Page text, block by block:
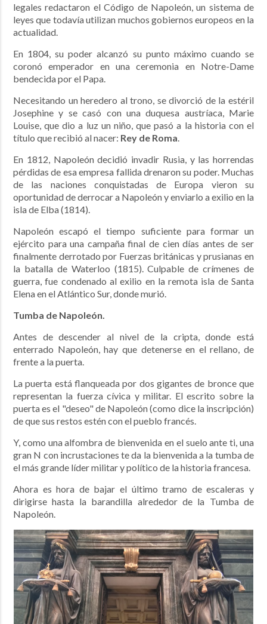
legales redactaron el Código de Napoleón, un sistema de
leyes que todavía utilizan muchos gobiernos europeos en la
actualidad.
En 1804, su poder alcanzó su punto máximo cuando se
coronó emperador en una ceremonia en Notre-Dame
bendecida por el Papa.
Necesitando un heredero al trono, se divorció de la estéril
Josephine y se casó con una duquesa austríaca, Marie
Louise, que dio a luz un niño, que pasó a la historia con el
título que recibió al nacer: Rey de Roma.
En 1812, Napoleón decidió invadir Rusia, y las horrendas
pérdidas de esa empresa fallida drenaron su poder. Muchas
de las naciones conquistadas de Europa vieron su
oportunidad de derrocar a Napoleón y enviarlo a exilio en la
isla de Elba (1814).
Napoleón escapó el tiempo suficiente para formar un
ejército para una campaña final de cien días antes de ser
finalmente derrotado por Fuerzas británicas y prusianas en
la batalla de Waterloo (1815). Culpable de crímenes de
guerra, fue condenado al exilio en la remota isla de Santa
Elena en el Atlántico Sur, donde murió.
Tumba de Napoleón.
Antes de descender al nivel de la cripta, donde está
enterrado Napoleón, hay que detenerse en el rellano, de
frente a la puerta.
La puerta está flanqueada por dos gigantes de bronce que
representan la fuerza cívica y militar. Elescrito sobre la
puerta es el "deseo" de Napoleón (como dice la inscripción)
de que sus restos estén con el pueblo francés.
Y, como una alfombra de bienvenida en el suelo ante ti, una
gran N con incrustaciones te da la bienvenida a la tumba de
el más grande líder militar y político de la historia francesa.
Ahora es hora de bajar el último tramo de escaleras y
dirigirse hasta la barandilla alrededor de la Tumba de
Napoleón.